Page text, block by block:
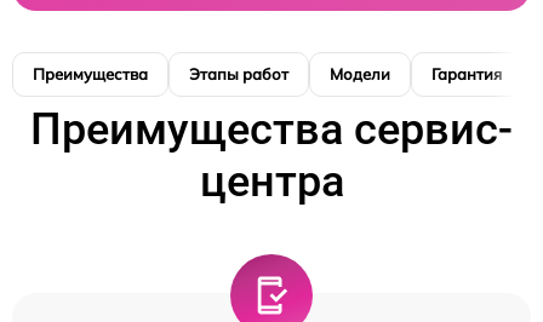
Преимущества Этапы работ Модели Гарантия
Преимущества сервис-
центра